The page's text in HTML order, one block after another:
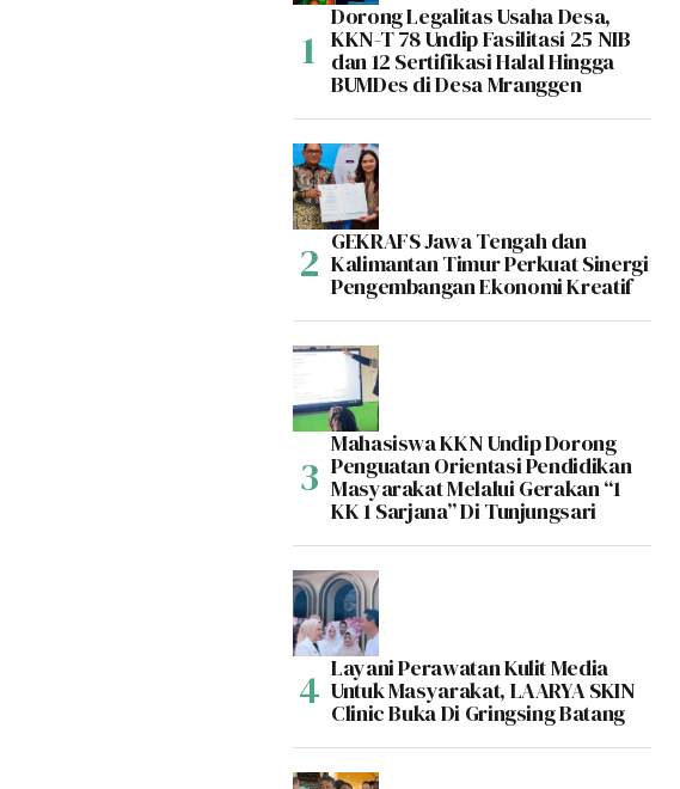
Dorong Legalitas Usaha Desa,
KKN-T 78 Undip Fasilitasi 25 NIB
dan 12 Sertifikasi Halal Hingga
BUMDes di Desa Mranggen
GEKRAFS Jawa Tengah dan
Kalimantan Timur Perkuat Sinergi
Pengembangan Ekonomi Kreatif
Mahasiswa KKN Undip Dorong
Penguatan Orientasi Pendidikan
Masyarakat Melalui Gerakan “1
KK 1 Sarjana” Di Tunjungsari
Layani Perawatan Kulit Media
Untuk Masyarakat, LAARYA SKIN
Clinic Buka Di Gringsing Batang